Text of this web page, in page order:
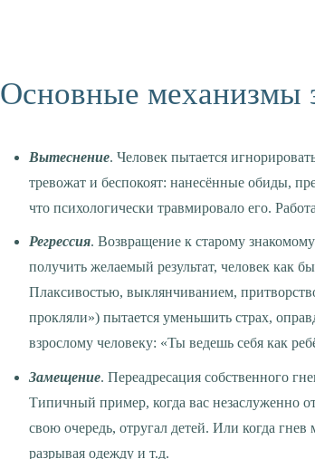
Основные механизмы
Вытеснение. Человек пытается
тревожат и беспокоят: нанесённые обиды,
что психологически травмировало его.
Регрессия. Возвращение к старому
получить желаемый результат, человек как
Плаксивостью, выклянчиванием,
прокляли») пытается уменьшить страх,
взрослому человеку: «Ты ведешь себя как
Замещение. Переадресация собственного
Типичный пример, когда вас незаслуженно
свою очередь, отругал детей. Или когда
разрывая одежду и т.д.